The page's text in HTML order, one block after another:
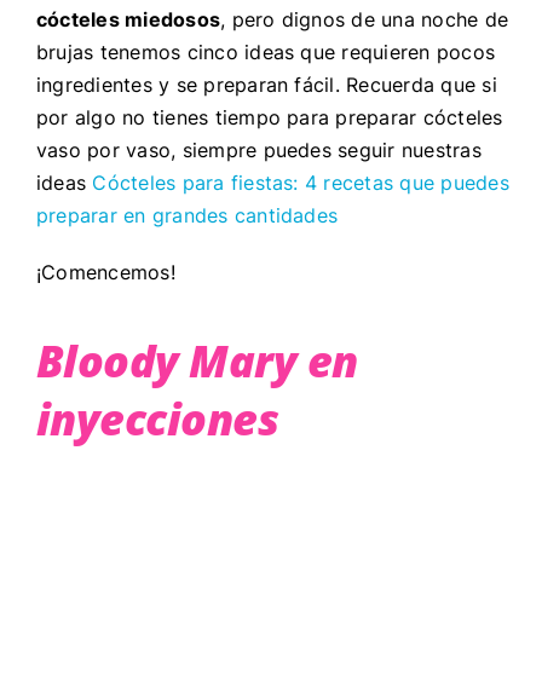
cócteles miedosos, pero dignos de una noche de
brujas tenemos cinco ideas que requieren pocos
ingredientes y se preparan fácil. Recuerda que si
por algo no tienes tiempo para preparar cócteles
vaso por vaso, siempre puedes seguir nuestras
ideas Cócteles para fiestas: 4 recetas que puedes
preparar en grandes cantidades
¡Comencemos!
Bloody Mary en
inyecciones